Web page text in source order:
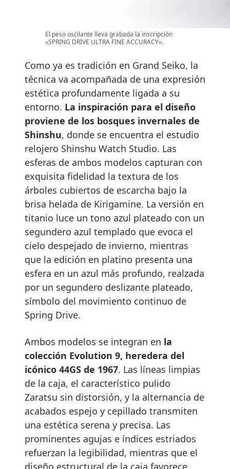
El peso oscilante lleva grabada la inscripción
«SPRING DRIVE ULTRA FINE ACCURACY».
Como ya es tradición en Grand Seiko, la
técnica va acompañada de una expresión
estética profundamente ligada a su
entorno. La inspiración para el diseño
proviene de los bosques invernales de
Shinshu, donde se encuentra el estudio
relojero Shinshu Watch Studio. Las
esferas de ambos modelos capturan con
exquisita fidelidad la textura de los
árboles cubiertos de escarcha bajo la
brisa helada de Kirigamine. La versión en
titanio luce un tono azul plateado con un
segundero azul templado que evoca el
cielo despejado de invierno, mientras
que la edición en platino presenta una
esfera en un azul más profundo, realzada
por un segundero deslizante plateado,
símbolo del movimiento continuo de
Spring Drive.
Ambos modelos se integran en la
colección Evolution 9, heredera del
icónico 44GS de 1967. Las líneas limpias
de la caja, el característico pulido
Zaratsu sin distorsión, y la alternancia de
acabados espejo y cepillado transmiten
una estética serena y precisa. Las
prominentes agujas e índices estriados
refuerzan la legibilidad, mientras que el
diseño estructural de la caja favorece